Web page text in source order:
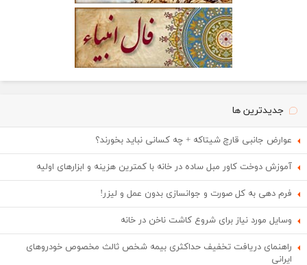
جدیدترین ها
عوارض جانبی قارچ شیتاکه + چه کسانی نباید بخورند؟
آموزش دوخت کاور مبل ساده در خانه با کمترین هزینه و ابزارهای اولیه
فرم دهی به کل صورت و جوانسازی بدون عمل و لیزر!
وسایل مورد نیاز برای شروع کاشت ناخن در خانه
راهنمای دریافت تخفیف حداکثری بیمه شخص ثالث مخصوص خودروهای
ایرانی